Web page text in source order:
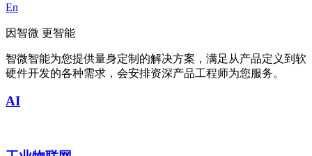
En
因智微 更智能
智微智能为您提供量身定制的解决方案，满足从产品定义到软
硬件开发的各种需求，会安排资深产品工程师为您服务。
AI